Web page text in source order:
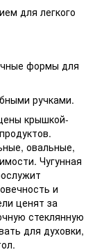
для легкого
формы для
ручками.
крышкой-
овальные,
Чугунная
и
ценят за
стеклянную
для духовки,